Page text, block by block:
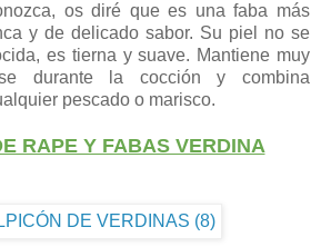
os diré que es una faba más
y de delicado sabor. Su piel no se
es tierna y suave. Mantiene muy
durante la cocción y combina
pescado o marisco.
RAPE Y FABAS VERDINA